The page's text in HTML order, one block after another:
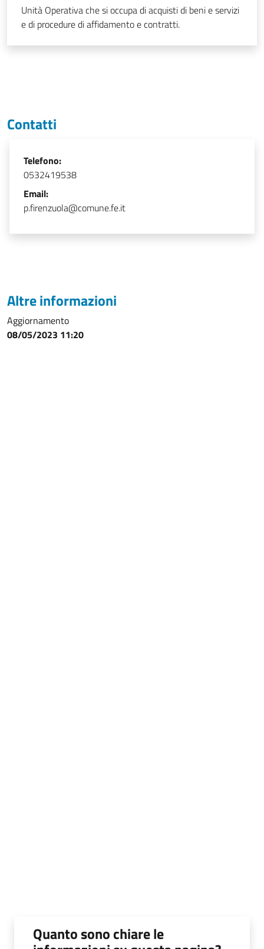
Unità Operativa che si occupa di acquisti di beni e servizi
e di procedure di affidamento e contratti.
Contatti
Telefono:
0532419538
Email:
p.firenzuola@comune.fe.it
Altre informazioni
Aggiornamento
08/05/2023 11:20
Quanto sono chiare le